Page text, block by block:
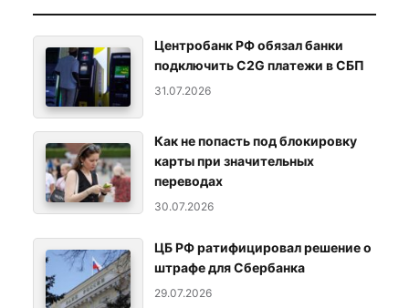
Центробанк РФ обязал банки
подключить C2G платежи в СБП
31.07.2026
Как не попасть под блокировку
карты при значительных
переводах
30.07.2026
ЦБ РФ ратифицировал решение о
штрафе для Сбербанка
29.07.2026